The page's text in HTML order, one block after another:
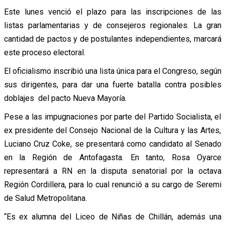
Este lunes venció el plazo para las inscripciones de las
listas parlamentarias y de consejeros regionales. La gran
cantidad de pactos y de postulantes independientes, marcará
este proceso electoral.
El oficialismo inscribió una lista única para el Congreso, según
sus dirigentes, para dar una fuerte batalla contra posibles
doblajes del pacto Nueva Mayoría.
Pese a las impugnaciones por parte del Partido Socialista, el
ex presidente del Consejo Nacional de la Cultura y las Artes,
Luciano Cruz Coke, se presentará como candidato al Senado
en la Región de Antofagasta. En tanto, Rosa Oyarce
representará a RN en la disputa senatorial por la octava
Región Cordillera, para lo cual renunció a su cargo de Seremi
de Salud Metropolitana.
“Es ex alumna del Liceo de Niñas de Chillán, además una